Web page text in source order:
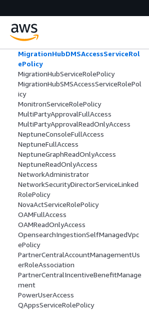
icy
MediaPackageServiceRolePolicy
MemoryDBServiceRolePolicy
MigrationHubDMSAccessServiceRol
ePolicy
MigrationHubServiceRolePolicy
MigrationHubSMSAccessServiceRolePol
icy
MonitronServiceRolePolicy
MultiPartyApprovalFullAccess
MultiPartyApprovalReadOnlyAccess
NeptuneConsoleFullAccess
NeptuneFullAccess
NeptuneGraphReadOnlyAccess
NeptuneReadOnlyAccess
NetworkAdministrator
NetworkSecurityDirectorServiceLinked
RolePolicy
NovaActServiceRolePolicy
OAMFullAccess
OAMReadOnlyAccess
OpensearchIngestionSelfManagedVpc
ePolicy
PartnerCentralAccountManagementUs
erRoleAssociation
PartnerCentralIncentiveBenefitManage
ment
PowerUserAccess
QAppsServiceRolePolicy